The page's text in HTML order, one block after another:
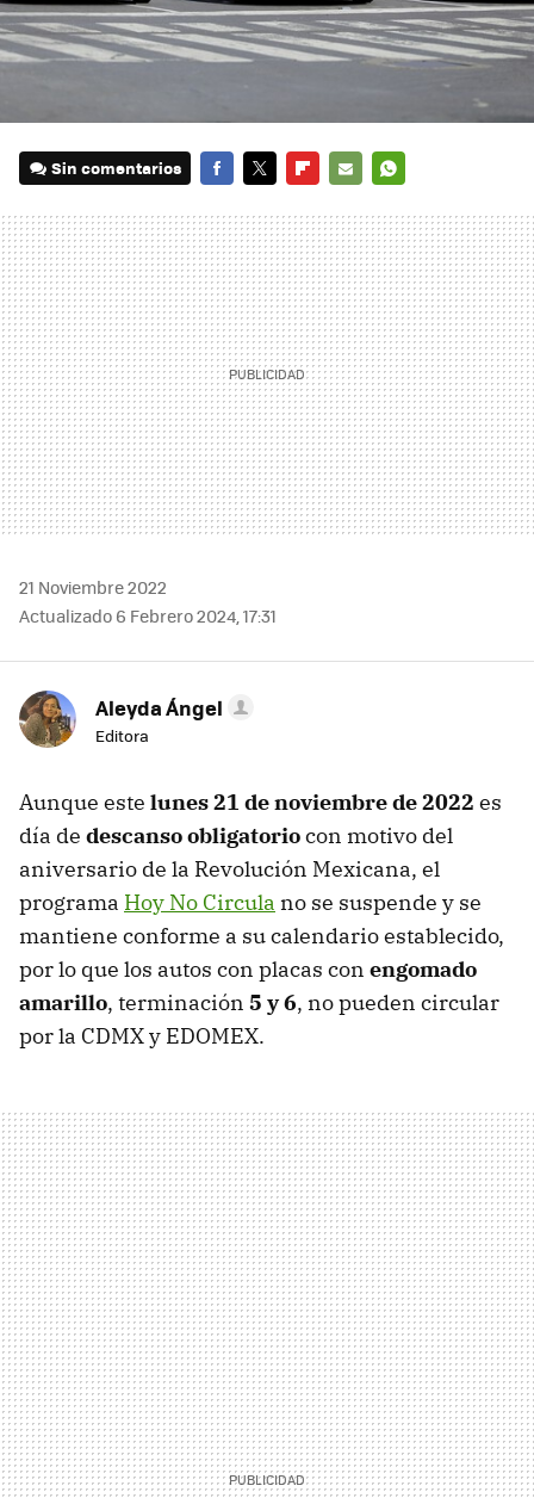
Sin comentarios
MAIL
21 Noviembre 2022
Actualizado 6 Febrero 2024, 17:31
Aleyda Ángel
Editora
Aunque este lunes 21 de noviembre de 2022 es
día de descanso obligatoriocon motivo del
aniversario de la Revolución Mexicana, el
programa Hoy No Circula no se suspende y se
mantiene conforme a su calendario establecido,
por lo que los autos con placas con engomado
amarillo, terminación 5 y 6, no pueden circular
por la CDMX y EDOMEX.